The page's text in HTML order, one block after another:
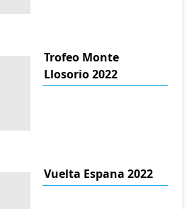
Trofeo Monte
Llosorio 2022
Vuelta Espana 2022